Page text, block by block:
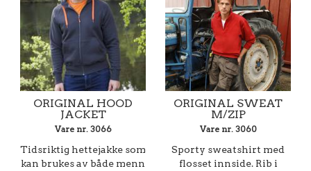
ORIGINAL HOOD
JACKET
Vare nr. 3066
Tidsriktig hettejakke som
kan brukes av både menn
ORIGINAL SWEAT
M/ZIP
Vare nr. 3060
Sporty sweatshirt med
flosset innside. Rib i